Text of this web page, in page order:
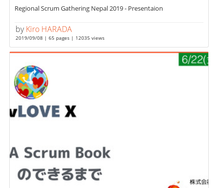
Regional Scrum Gathering Nepal 2019 - Presentaion
byKiro HARADA
2019/09/08 | 65 pages | 12035 views